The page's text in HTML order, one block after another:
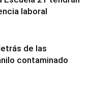
laboral
de las
contaminado